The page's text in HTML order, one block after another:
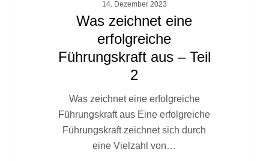
14. Dezember 2023
Was zeichnet eine
erfolgreiche
Führungskraft aus – Teil
2
Was zeichnet eine erfolgreiche
Führungskraft aus Eine erfolgreiche
Führungskraft zeichnet sich durch
eine Vielzahl von…